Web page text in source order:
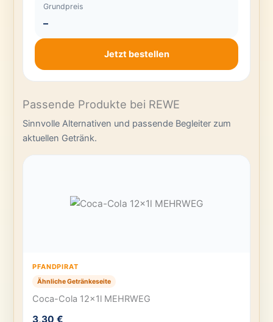
Grundpreis
–
Jetzt bestellen
Passende Produkte bei REWE
Sinnvolle Alternativen und passende Begleiter zum
aktuellen Getränk.
PFANDPIRAT
Ähnliche Getränkeseite
Coca-Cola 12x1l MEHRWEG
3,30 €